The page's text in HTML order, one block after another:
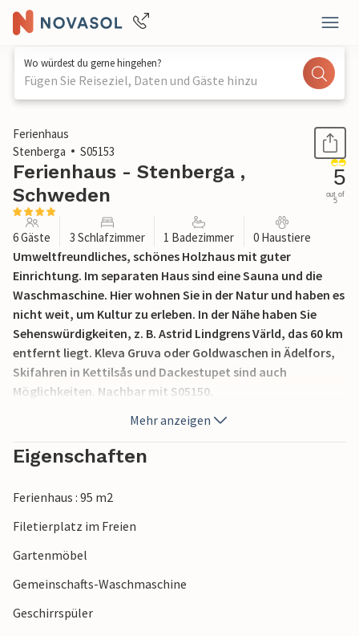
Wo würdest du gerne hingehen?
Fügen Sie Reiseziel, Daten und Gäste hinzu
1 / 17
Ferienhaus
Stenberga
S05153
Ferienhaus - Stenberga ,
Schweden
5
out of
5
6 Gäste 3 Schlafzimmer 1 Badezimmer 0 Haustiere
Umweltfreundliches, schönes Holzhaus mit guter
Einrichtung. Im separaten Haus sind eine Sauna und die
Waschmaschine. Hier wohnen Sie in der Natur und haben es
nicht weit, um Kultur zu erleben. In der Nähe haben Sie
Sehenswürdigkeiten, z. B. Astrid Lindgrens Värld, das 60 km
entfernt liegt. Kleva Gruva oder Goldwaschen in Ädelfors,
Skifahren in Kettilsås und Dackestupet sind auch
Möglichkeiten. Nachbar mit S05150.
Mehr anzeigen
Eigenschaften
Ferienhaus : 95 m2
Filetierplatz im Freien
Gartenmöbel
Gemeinschafts-Waschmaschine
Geschirrspüler